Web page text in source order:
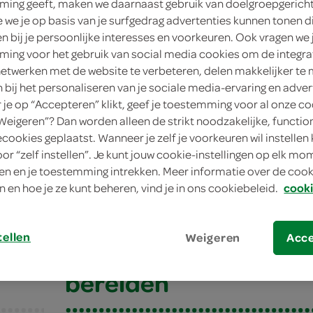
4
15 min.
met paddenstoelen
met
bereiden
geeft, maken we daarnaast gebruik van
we je op basis van je surfgedrag advertenties kunnen tonen
bij je persoonlijke interesses en voorkeuren. Ook vragen we
voor het gebruik van social media cookies om de
met de website te verbeteren, delen makkelijker te
bij het personaliseren van je sociale media-ervaring en
je op “Accepteren” klikt, geef je toestemming voor al onze
Dan worden alleen de strikt noodzakelijke,
geplaatst. Wanneer je zelf je voorkeuren wil instellen
“zelf instellen”. Je kunt jouw cookie-instellingen op elk
en je toestemming intrekken. Meer informatie over de
en hoe je ze kunt beheren, vind je in ons cookiebeleid.
Weigeren